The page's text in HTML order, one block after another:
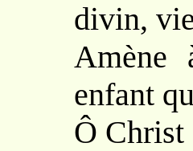
divin,
Amène
enfant
Ô Christ